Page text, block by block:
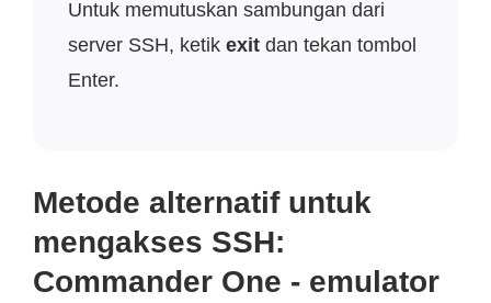
Untuk memutuskan sambungan dari
server SSH, ketik exit dan tekan tombol
Enter.
Metode alternatif untuk
mengakses SSH:
Commander One - emulator